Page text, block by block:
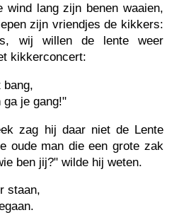
wind lang zijn benen waaien,
zijn vriendjes de kikkers:
wij willen de lente weer
kikkerconcert:
bang,
ga je gang!"
zag hij daar niet de Lente
oude man die een grote zak
ben jij?" wilde hij weten.
staan,